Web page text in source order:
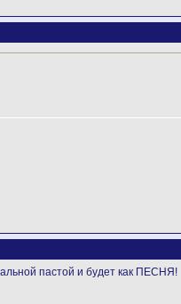
пастой и будет как ПЕСНЯ!